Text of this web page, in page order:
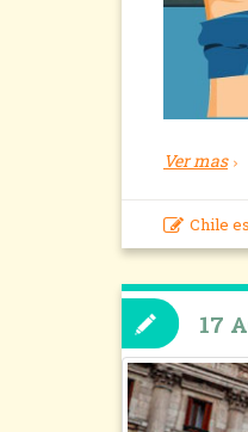
Ver mas
Chile
17